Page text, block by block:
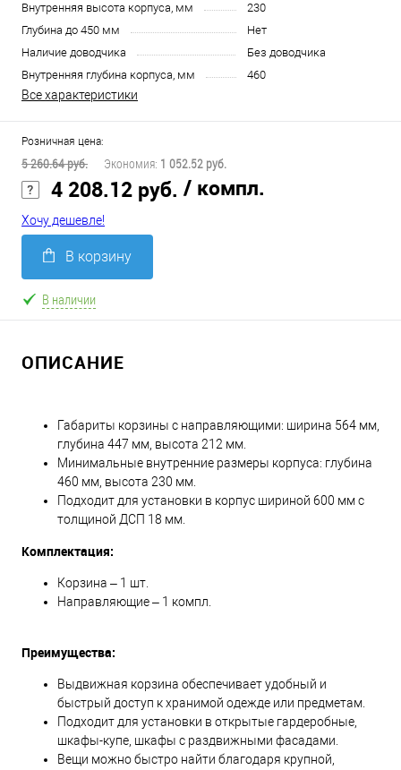
Внутренняя высота корпуса, мм
230
Глубина до 450 мм
Нет
Наличие доводчика
Без доводчика
Внутренняя глубина корпуса, мм
460
Все характеристики
Розничная цена:
5 260.64 руб. Экономия: 1 052.52 руб.
4 208.12 руб. / компл.
Хочу дешевле!
В корзину
В наличии
ОПИСАНИЕ
Габариты корзины с направляющими: ширина 564 мм,
глубина 447 мм, высота 212 мм.
Минимальные внутренние размеры корпуса: глубина
460 мм, высота 230 мм.
Подходит для установки в корпус шириной 600 мм с
толщиной ДСП 18 мм.
Комплектация:
Корзина – 1 шт.
Направляющие – 1 компл.
Преимущества:
Выдвижная корзина обеспечивает удобный и
быстрый доступ к хранимой одежде или предметам.
Подходит для установки в открытые гардеробные,
шкафы-купе, шкафы с раздвижными фасадами.
Вещи можно быстро найти благодаря крупной,